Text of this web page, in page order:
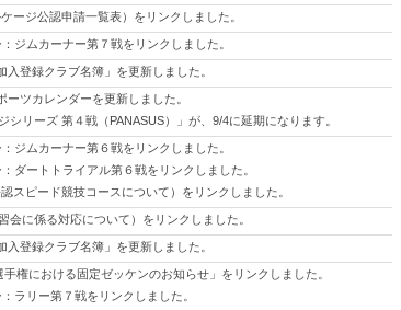
ージ公認申請一覧表）をリンクしました。
ジムカーナー第７戦をリンクしました。
入登録クラブ名簿」を更新しました。
ーツカレンダーを更新しました。
シリーズ 第４戦（PANASUS）」が、9/4に延期になります。
ジムカーナー第６戦をリンクしました。
ダートトライアル第６戦をリンクしました。
スピード競技コースについて）をリンクしました。
会に係る対応について）をリンクしました。
入登録クラブ名簿」を更新しました。
権における固定ゼッケンのお知らせ」をリンクしました。
ラリー第７戦をリンクしました。